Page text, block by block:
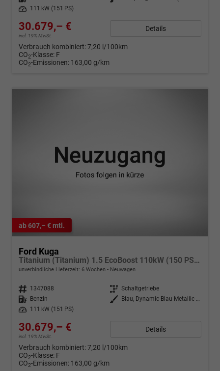
Leistung
111 kW (151 PS)
30.679,– €
incl. 19% MwSt.
Details
Verbrauch kombiniert:7,20 l/100km
CO2-Klasse: F
CO2-Emissionen: 163,00 g/km
ab 607,– € mtl.
Ford Kuga
Titanium (Titanium) 1.5 EcoBoost 110kW (150 PS) 6-Gang Schaltgetriebe
unverbindliche Lieferzeit: 6 Wochen Neuwagen
Fahrzeugnr. 1347088 Getriebe Schaltgetriebe
Kraftstoff
Benzin Außenfarbe
Blau, Dynamic-Blau Metallic (PN4FZ0)
Leistung
111 kW (151 PS)
30.679,– €
incl. 19% MwSt.
Details
Verbrauch kombiniert:7,20 l/100km
CO2-Klasse: F
CO2-Emissionen: 163,00 g/km